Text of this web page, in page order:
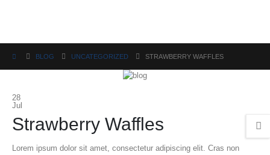
BLOG UNCATEGORIZED STRAWBERRY WAFFLES
28
Jul
Strawberry Waffles
Lorem ipsum dolor sit amet, consectetur adipiscing elit. Cras non